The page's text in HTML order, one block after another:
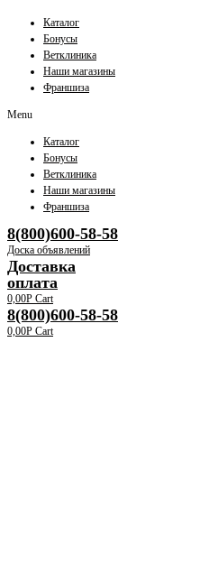
Каталог
Бонусы
Ветклиника
Наши магазины
Франшиза
Menu
Каталог
Бонусы
Ветклиника
Наши магазины
Франшиза
8(800)600-58-58
Доска объявлений
Доставка
оплата
0,00Р Cart
8(800)600-58-58
0,00Р Cart